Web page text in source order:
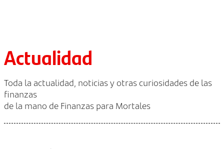
Actualidad
Toda la actualidad, noticias y otras curiosidades de las
finanzas
de la mano de Finanzas para Mortales